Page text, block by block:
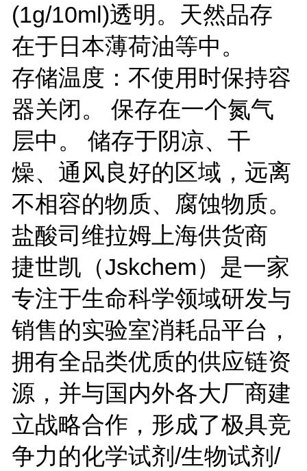
(1g/10ml)透明。天然品存
在于日本薄荷油等中。
存储温度：不使用时保持容
器关闭。 保存在一个氮气
层中。 储存于阴凉、干
燥、通风良好的区域，远离
不相容的物质、腐蚀物质。
盐酸司维拉姆上海供货商
捷世凯（Jskchem）是一家
专注于生命科学领域研发与
销售的实验室消耗品平台，
拥有全品类优质的供应链资
源，并与国内外各大厂商建
立战略合作，形成了极具竞
争力的化学试剂/生物试剂/